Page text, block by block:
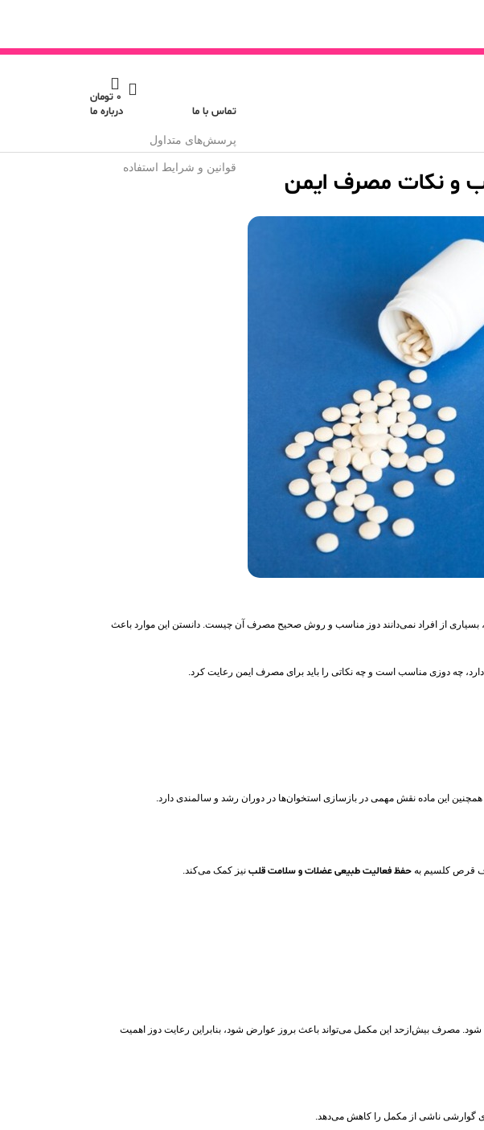
0 تومان
تماس با ما
پرسش‌های متداول
قوانین و شرایط استفاده
درباره ما
و نکات مصرف ایمن
بسیاری از افراد نمی‌دانند دوز مناسب و روش صحیح مصرف آن چیست. دانستن این موارد باعث
چه دوزی مناسب است و چه نکاتی را باید برای مصرف ایمن رعایت کرد.
این ماده نقش مهمی در بازسازی استخوان‌ها در دوران رشد و سالمندی دارد.
قرص کلسیم به حفظ فعالیت طبیعی عضلات و سلامت قلب نیز کمک می‌کند.
قرص کلسیم جبران شود. مصرف بیش‌ازحد این مکمل می‌تواند باعث بروز عوارض شود، بنابراین رعایت دوز اهمیت